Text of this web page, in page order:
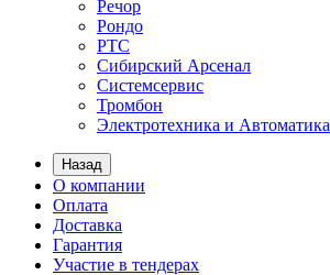
Речор
Рондо
РТС
Сибирский Арсенал
Системсервис
Тромбон
Электротехника и Автоматика
Назад
О компании
Оплата
Доставка
Гарантия
Участие в тендерах